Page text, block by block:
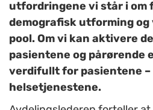
utfordringene vi står i om
demografisk utforming
pool. Om vi kan aktivere
pasientene og pårørende
verdifullt for pasientene –
helsetjenestene.